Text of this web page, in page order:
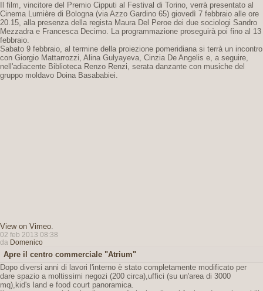
Il film, vincitore del Premio Cipputi al Festival di Torino, verrà presentato al
Cinema Lumière di Bologna (via Azzo Gardino 65) giovedì 7 febbraio alle ore
20.15, alla presenza della regista Maura Del Peroe dei due sociologi Sandro
Mezzadra e Francesca Decimo. La programmazione proseguirà poi fino al 13
febbraio.
Sabato 9 febbraio, al termine della proiezione pomeridiana si terrà un incontro
con Giorgio Mattarrozzi, Alina Gulyayeva, Cinzia De Angelis e, a seguire,
nell'adiacente Biblioteca Renzo Renzi, serata danzante con musiche del
gruppo moldavo Doina Basababiei.
View on Vimeo.
02 feb 2013 08:38
da Domenico
Apre il centro commerciale "Atrium"
Dopo diversi anni di lavori l'interno è stato completamente modificato per
dare spazio a moltissimi negozi (200 circa),uffici (su un'area di 3000
mq),kid's land e food court panoramica.